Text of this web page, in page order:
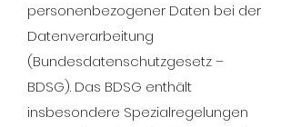
personenbezogener Daten bei der
Datenverarbeitung
(Bundesdatenschutzgesetz –
BDSG). Das BDSG enthält
insbesondere Spezialregelungen